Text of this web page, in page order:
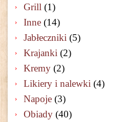
Grill (1)
Inne (14)
Jabłeczniki (5)
Krajanki (2)
Kremy (2)
Likiery i nalewki (4)
Napoje (3)
Obiady (40)